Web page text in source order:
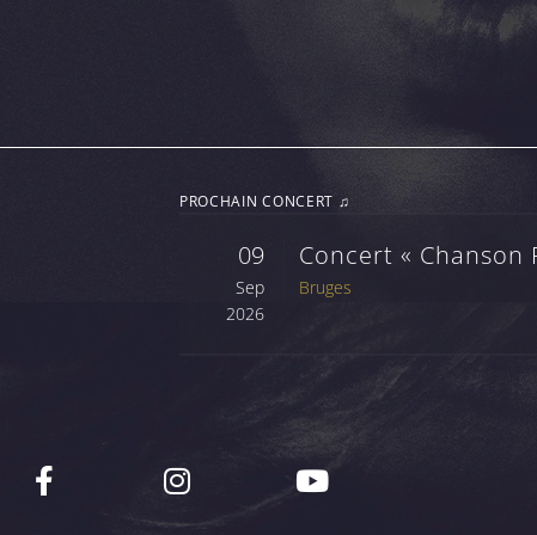
PROCHAIN CONCERT ♫
09
Sep
2026
Concert « Chanson
Bruges